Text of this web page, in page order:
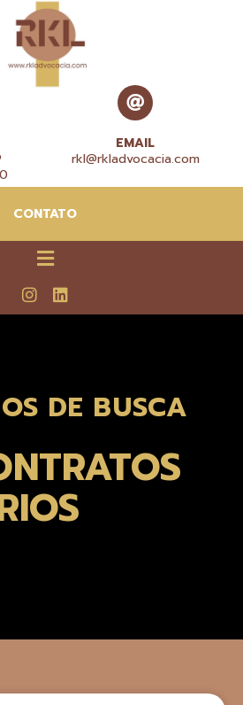
EMAIL
rkl@rkladvocacia.com
CONTATO
DE BUSCA